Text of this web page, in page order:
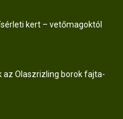
kert – vetőmagoktól
az Olaszrizling borok fajta-